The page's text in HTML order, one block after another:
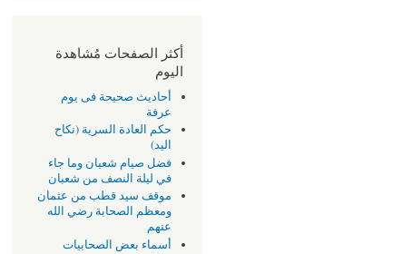
أكثر الصفحات مُشاهدة
اليوم
أحاديث صحيحة فى يوم
عرفة
حكم العادة السرية (نكاح
اليد)
فضل صيام شعبان وما جاء
في ليلة النصف من شعبان
موقف سيد قطب من عثمان
ومعظم الصحابة رضي الله
عنهم
أسماء بعض الصحابيات